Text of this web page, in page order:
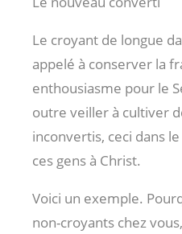
Le croyant de longue
appelé à conserver la
enthousiasme pour le
outre veiller à cultiver
inconvertis, ceci dans
ces gens à Christ.
Voici un exemple.
non-croyants chez